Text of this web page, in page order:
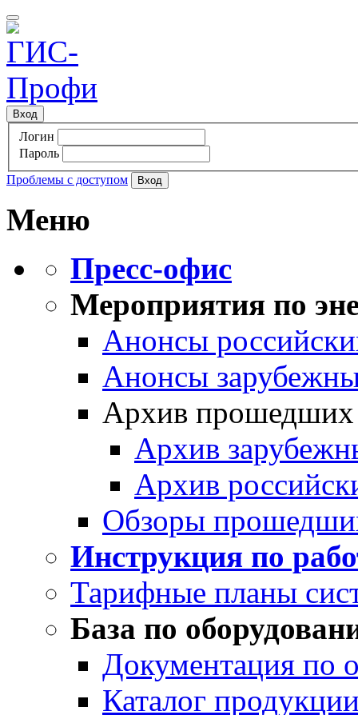
Вход
Логин
Пароль
Проблемы с доступом
Меню
Пресс-офис
Мероприятия по
Анонсы
Анонсы
Архив прошедших
Архив
Архив
Обзоры
Инструкция по
Тарифные планы
База по
Документация по
Каталог